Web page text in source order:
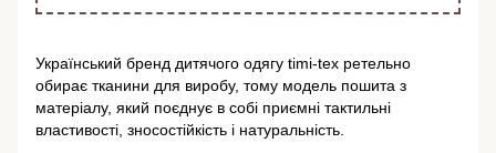
Український бренд дитячого одягу timi-tex ретельно
обирає тканини для виробу, тому модель пошита з
матеріалу, який поєднує в собі приємні тактильні
властивості, зносостійкість і натуральність.